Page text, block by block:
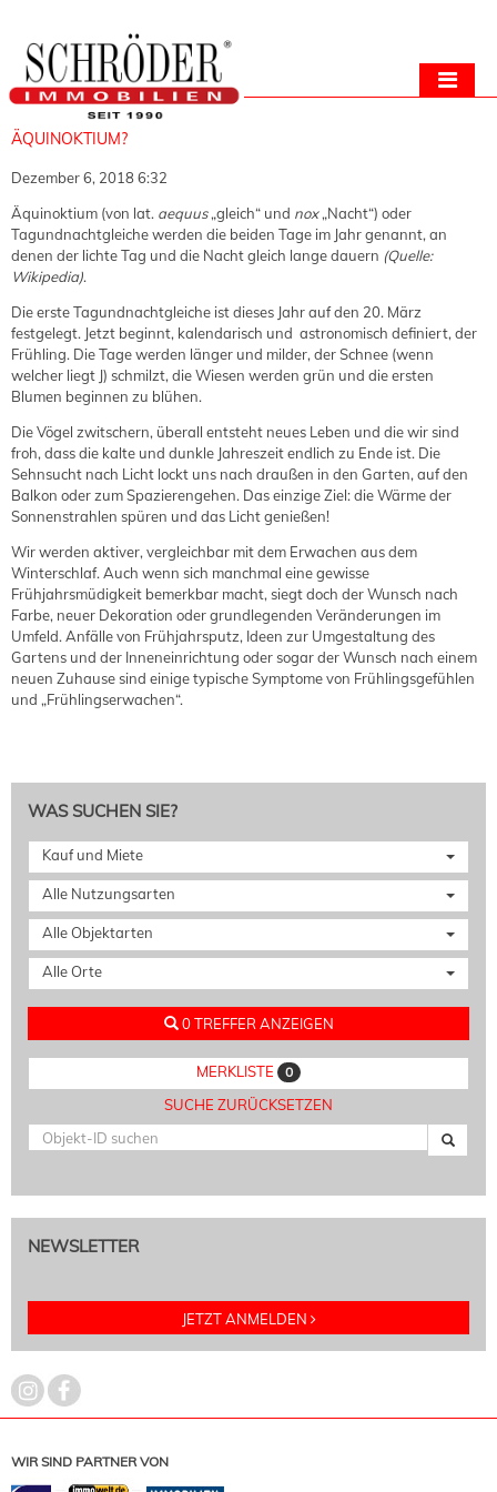
ÄQUINOKTIUM?
Dezember 6, 2018 6:32
Äquinoktium (von lat. aequus„gleich“ und nox„Nacht“) oder
Tagundnachtgleiche werden die beiden Tage im Jahr genannt, an
denen der lichte Tag und die Nacht gleich lange dauern (Quelle:
Wikipedia).
Die erste Tagundnachtgleiche ist dieses Jahr auf den 20. März
festgelegt. Jetzt beginnt, kalendarisch und astronomisch definiert, der
Frühling. Die Tage werden länger und milder, der Schnee (wenn
welcher liegt J) schmilzt, die Wiesen werden grün und die ersten
Blumen beginnen zu blühen.
Die Vögel zwitschern, überall entsteht neues Leben und die wir sind
froh, dass die kalte und dunkle Jahreszeit endlich zu Ende ist. Die
Sehnsucht nach Licht lockt uns nach draußen in den Garten, auf den
Balkon oder zum Spazierengehen. Das einzige Ziel: die Wärme der
Sonnenstrahlen spüren und das Licht genießen!
Wir werden aktiver, vergleichbar mit dem Erwachen aus dem
Winterschlaf. Auch wenn sich manchmal eine gewisse
Frühjahrsmüdigkeit bemerkbar macht, siegt doch der Wunsch nach
Farbe, neuer Dekoration oder grundlegenden Veränderungen im
Umfeld. Anfälle von Frühjahrsputz, Ideen zur Umgestaltung des
Gartens und der Inneneinrichtung oder sogar der Wunsch nach einem
neuen Zuhause sind einige typische Symptome von Frühlingsgefühlen
und „Frühlingserwachen“.
WAS SUCHEN SIE?
Kauf und Miete
Alle Nutzungsarten
Alle Objektarten
Alle Orte
0 TREFFER ANZEIGEN
MERKLISTE 0
SUCHE ZURÜCKSETZEN
NEWSLETTER
JETZT ANMELDEN
WIR SIND PARTNER VON